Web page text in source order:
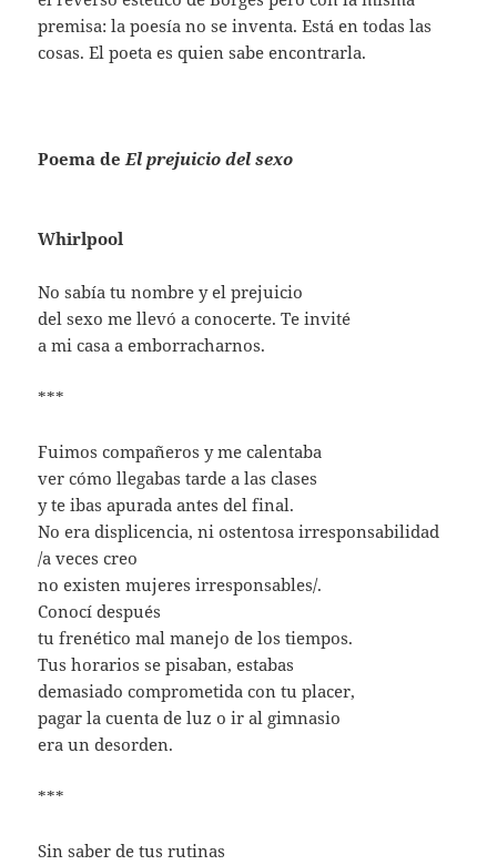
premisa: la poesía no se inventa. Está en todas las
cosas. El poeta es quien sabe encontrarla.
Poema deEl prejuicio del sexo
Whirlpool
No sabía tu nombre y el prejuicio
del sexo me llevó a conocerte. Te invité
a mi casa a emborracharnos.
***
Fuimos compañeros y me calentaba
ver cómo llegabas tarde a las clases
y te ibas apurada antes del final.
No era displicencia, ni ostentosa irresponsabilidad
/a veces creo
no existen mujeres irresponsables/.
Conocí después
tu frenético mal manejo de los tiempos.
Tus horarios se pisaban, estabas
demasiado comprometida con tu placer,
pagar la cuenta de luz o ir al gimnasio
era un desorden.
***
Sin saber de tus rutinas